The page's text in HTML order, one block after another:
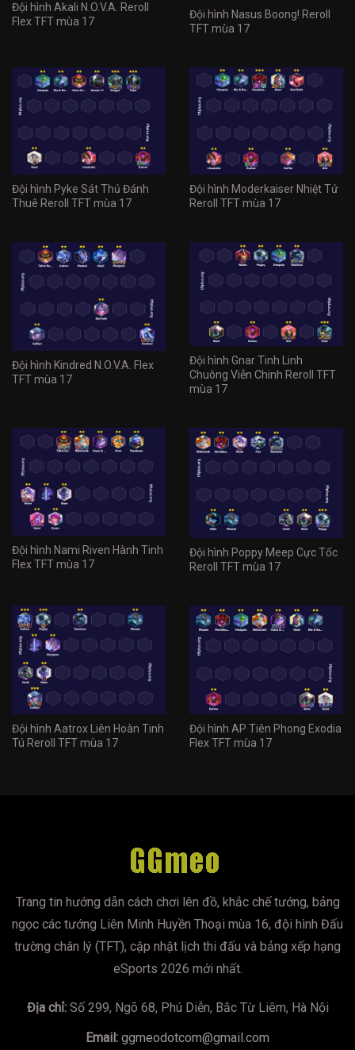
Đội hình Akali N.O.V.A. Reroll
Flex TFT mùa 17
Đội hình Nasus Boong! Reroll
TFT mùa 17
Đội hình Pyke Sát Thủ Đánh
Thuê Reroll TFT mùa 17
Đội hình Moderkaiser Nhiệt Tử
Reroll TFT mùa 17
Đội hình Kindred N.O.V.A. Flex
TFT mùa 17
Đội hình Gnar Tinh Linh
Chuông Viễn Chinh Reroll TFT
mùa 17
Đội hình Nami Riven Hành Tinh
Flex TFT mùa 17
Đội hình Poppy Meep Cực Tốc
Reroll TFT mùa 17
Đội hình Aatrox Liên Hoàn Tinh
Tú Reroll TFT mùa 17
Đội hình AP Tiên Phong Exodia
Flex TFT mùa 17
Trang tin hướng dẫn cách chơi lên đồ, khắc chế tướng, bảng
ngọc các tướng Liên Minh Huyền Thoại mùa 16, đội hình Đấu
trường chân lý (TFT), cập nhật lịch thi đấu và bảng xếp hạng
eSports 2026 mới nhất.
Địa chỉ:Số 299, Ngõ 68, Phú Diễn, Bắc Từ Liêm, Hà Nội
Email: ggmeodotcom@gmail.com